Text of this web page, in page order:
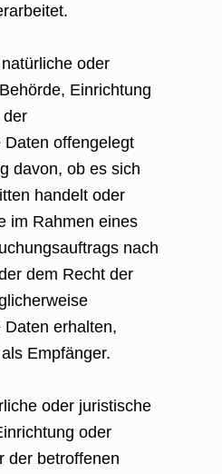
oder
Einrichtung
der
offengelegt
davon, ob es sich
handelt oder
im Rahmen eines
nach
dem Recht der
erhalten,
Empfänger.
oder juristische
oder
der betroffenen